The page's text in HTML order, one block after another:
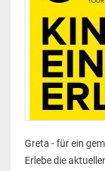
Greta - für ein
Erlebe die